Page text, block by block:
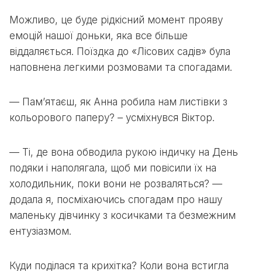
Можливо, це буде рідкісний момент прояву
емоцій нашої доньки, яка все більше
віддаляється. Поїздка до «Лісових садів» була
наповнена легкими розмовами та спогадами.
— Пам’ятаєш, як Анна робила нам листівки з
кольорового паперу? – усміхнувся Віктор.
— Ті, де вона обводила рукою індичку на День
подяки і наполягала, щоб ми повісили їх на
холодильник, поки вони не розваляться? —
додала я, посміхаючись спогадам про нашу
маленьку дівчинку з косичками та безмежним
ентузіазмом.
Куди поділася та крихітка? Коли вона встигла